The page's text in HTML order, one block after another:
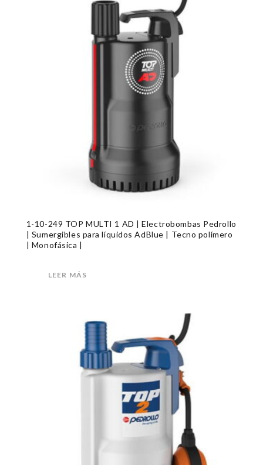
1-10-249 TOP MULTI 1 AD | Electrobombas Pedrollo
| Sumergibles para líquidos AdBlue | Tecno polímero
| Monofásica |
LEER MÁS